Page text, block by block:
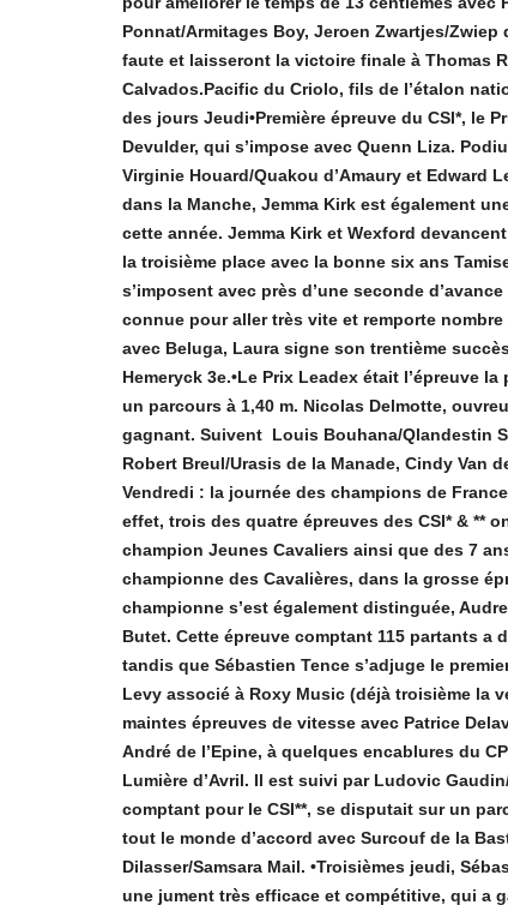
Ponnat/Armitages Boy, Jeroen Zwartjes/
faute et laisseront la victoire finale à Thomas
Calvados.Pacific du Criolo, fils de l’étalon
des jours Jeudi•Première épreuve du CSI*, le
Devulder, qui s’impose avec Quenn Liza.
Virginie Houard/Quakou d’Amaury et Edward
dans la Manche, Jemma Kirk est également
cette année. Jemma Kirk et Wexford
la troisième place avec la bonne six ans
s’imposent avec près d’une seconde
connue pour aller très vite et remporte
avec Beluga, Laura signe son trentième
Hemeryck 3e.•Le Prix Leadex était l’épreuve
un parcours à 1,40 m. Nicolas Delmotte,
gagnant. Suivent Louis Bouhana/Qlandestin
Robert Breul/Urasis de la Manade, Cindy Van
Vendredi : la journée des champions de
effet, trois des quatre épreuves des CSI* & **
champion Jeunes Cavaliers ainsi que des 7
championne des Cavalières, dans la grosse
championne s’est également distinguée,
Butet. Cette épreuve comptant 115 partants a
tandis que Sébastien Tence s’adjuge le
Levy associé à Roxy Music (déjà troisième la
maintes épreuves de vitesse avec Patrice
André de l’Epine, à quelques encablures du
Lumière d’Avril. Il est suivi par Ludovic
comptant pour le CSI**, se disputait sur un
tout le monde d’accord avec Surcouf de la
Dilasser/Samsara Mail. •Troisièmes jeudi,
une jument très efficace et compétitive, qui a